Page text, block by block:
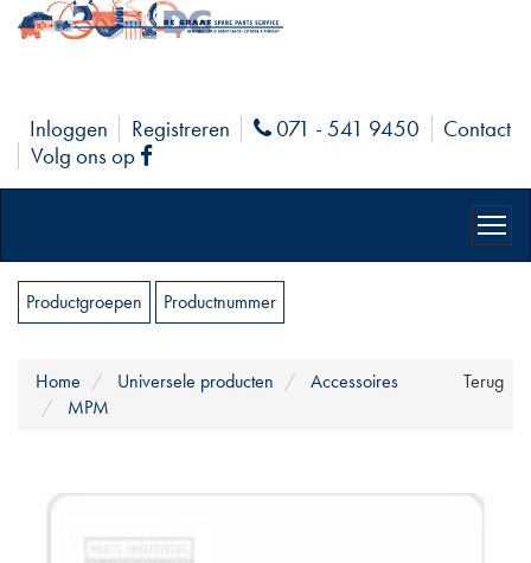
Inloggen Registreren Phone
071 - 541 9450
Contact
Volg ons op
Facebook
Productgroepen Productnummer
Terug
Home Universele producten
Accessoires
MPM